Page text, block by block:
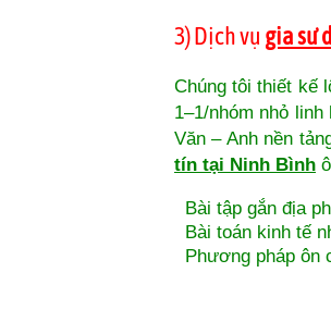
3) Dịch vụ gia sư
Chúng tôi thiết kế
1–1/nhóm nhỏ
Văn – Anh nền
tín tại Ninh Bình
Bài tập gắn địa
Bài toán kinh tế
Phương pháp ôn